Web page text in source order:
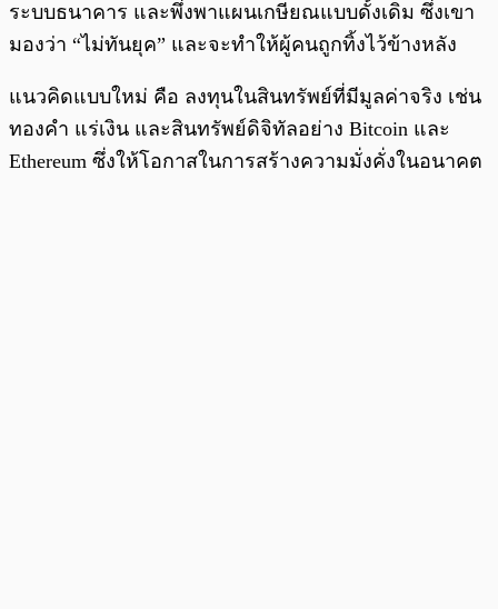
ระบบธนาคาร และพึ่งพาแผนเกษียณแบบดั้งเดิม ซึ่งเขา
มองว่า “ไม่ทันยุค” และจะทำให้ผู้คนถูกทิ้งไว้ข้างหลัง
แนวคิดแบบใหม่ คือ ลงทุนในสินทรัพย์ที่มีมูลค่าจริง เช่น
ทองคำ แร่เงิน และสินทรัพย์ดิจิทัลอย่าง Bitcoin และ
Ethereum ซึ่งให้โอกาสในการสร้างความมั่งคั่งในอนาคต